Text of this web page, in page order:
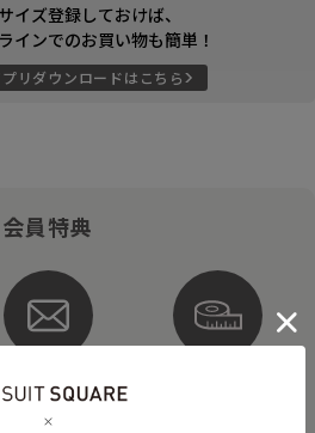
サイズ登録しておけば、
インでのお買い物も簡単！
リダウンロードはこちら
会員特典
メルマガ配信